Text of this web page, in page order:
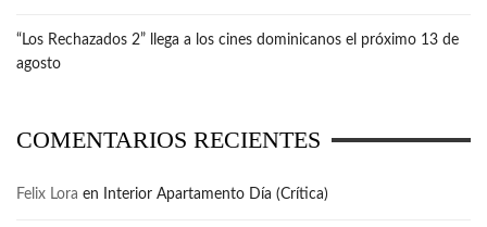
“Los Rechazados 2” llega a los cines dominicanos el próximo 13 de
agosto
COMENTARIOS RECIENTES
Felix Lora en Interior Apartamento Día (Crítica)